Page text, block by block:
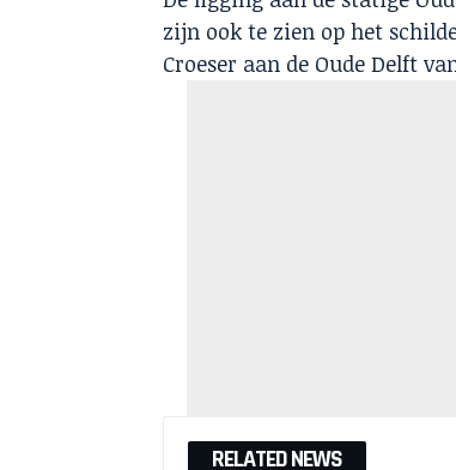
zijn ook te zien op het
Croeser aan de Oude Delft
RELATED NEWS